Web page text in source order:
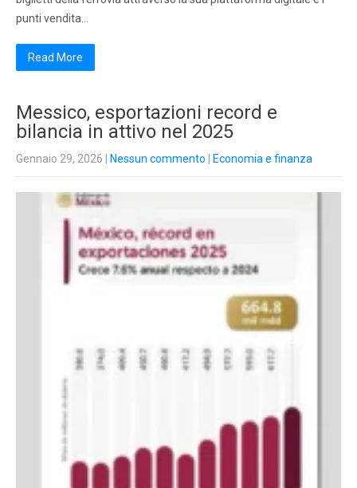
punti vendita…
Read More
Messico, esportazioni record e
bilancia in attivo nel 2025
Gennaio 29, 2026 Nessun commento Economia e finanza